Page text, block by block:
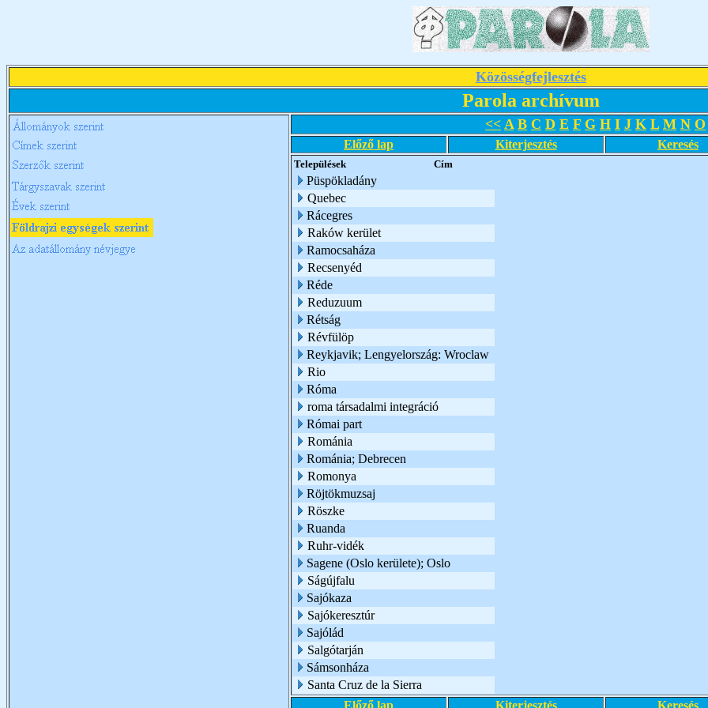
Közösségfejlesztés
Parola archívum
<< A B C D E F G H I J K L M N O
Előző lap Kiterjesztés Keresés
Települések Cím
Püspökladány
Quebec
Rácegres
Raków kerület
Ramocsaháza
Recsenyéd
Réde
Reduzuum
Rétság
Révfülöp
Reykjavik; Lengyelország: Wroclaw
Rio
Róma
roma társadalmi integráció
Római part
Románia
Románia; Debrecen
Romonya
Röjtökmuzsaj
Röszke
Ruanda
Ruhr-vidék
Sagene (Oslo kerülete); Oslo
Ságújfalu
Sajókaza
Sajókeresztúr
Sajólád
Salgótarján
Sámsonháza
Santa Cruz de la Sierra
Előző lap
Kiterjesztés Keresés